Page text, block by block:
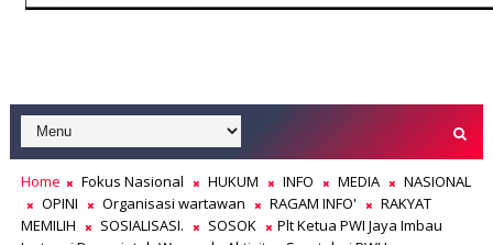
Home Fokus Nasional HUKUM INFO MEDIA
NASIONAL
OPINI
Organisasi wartawan RAGAM INFO'
RAKYAT
MEMILIH
SOSIALISASI. SOSOK
Plt Ketua PWI Jaya Imbau